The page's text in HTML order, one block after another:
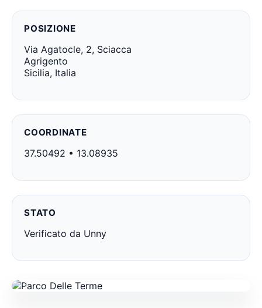
POSIZIONE
Via Agatocle, 2, Sciacca
Agrigento
Sicilia, Italia
COORDINATE
37.50492 • 13.08935
STATO
Verificato da Unny